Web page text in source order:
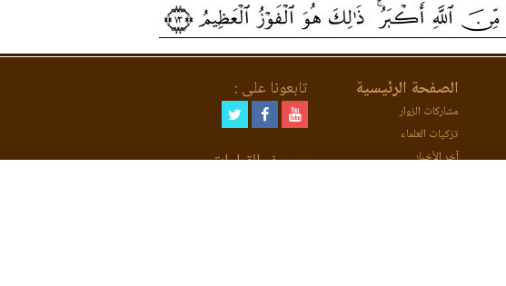
الصفحة الرئيسية
مشاركات الزوار
تزكيات العلماء
آخر الأخبار
تابعونا على :
مصحف القراءات